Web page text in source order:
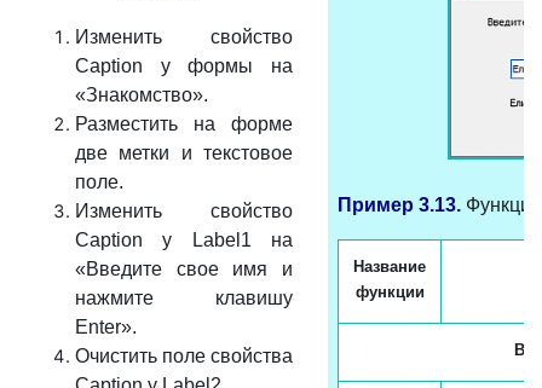
Изменить свойство
Caption у формы на
«Знакомство».
Разместить на форме
две метки и текстовое
поле.
Изменить свойство
Caption у Label1 на
«Введите свое имя и
нажмите клавишу
Enter».
Очистить поле свойства
Пример 3.13.
Название
функции